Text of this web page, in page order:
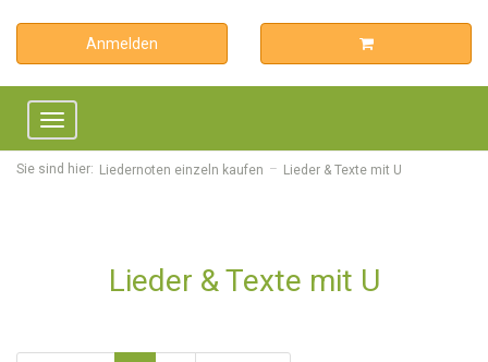
Anmelden
Toggle
navigation
Sie sind hier: Liedernoten einzeln kaufen Lieder & Texte mit U
Lieder & Texte mit U